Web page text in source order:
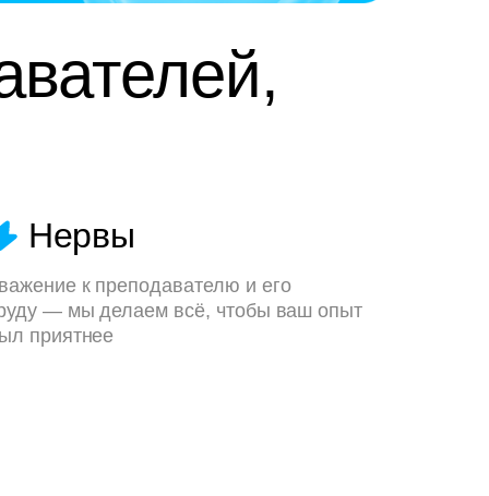
Нервы
к преподавателю и его
— мы делаем всё, чтобы ваш опыт
приятнее